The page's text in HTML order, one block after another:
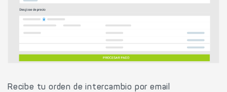
Recibe tu orden de intercambio por email